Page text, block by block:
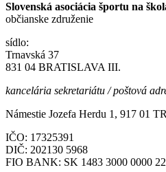
Slovenská asociácia športu na
občianske združenie
sídlo:
Trnavská 37
831 04 BRATISLAVA III.
kancelária sekretariátu / poštová
Námestie Jozefa Herdu 1, 917 01
IČO: 17325391
DIČ: 202130 5968
FIO BANK: SK 1483 3000 0000